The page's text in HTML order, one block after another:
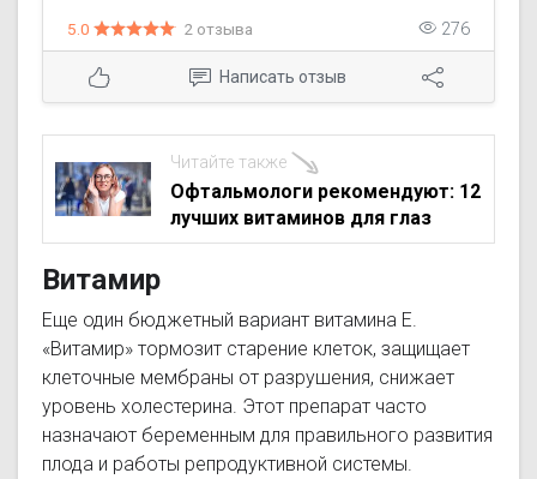
протекавших с лихорадочным синдромом,
высокие физические нагрузки, пожилой
возраст, заболевания связочного аппарата
и мышц. Климактерические вегетативные
нарушения. Неврастения при переутомлении,
астенический неврастенический синдром,
первичная мышечная дистрофия,
посттравматическая, постинфекционная
вторичная миопатия. Дегенеративные и
пролиферативные изменения суставов и
связочного аппарата позвоночника и
крупных суставов.
5.0 2 отзыва 276
Написать отзыв
Читайте также
Офтальмологи рекомендуют: 12
лучших витаминов для глаз
Витамир
Еще один бюджетный вариант витамина Е.
«Витамир» тормозит старение клеток, защищает
клеточные мембраны от разрушения, снижает
уровень холестерина. Этот препарат часто
назначают беременным для правильного развития
плода и работы репродуктивной системы.